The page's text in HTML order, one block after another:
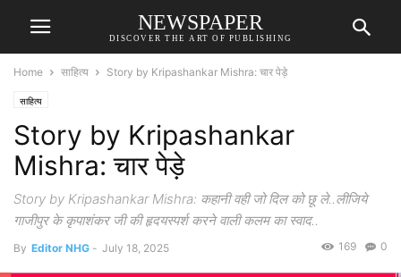
NEWSPAPER
DISCOVER THE ART OF PUBLISHING
Home साहित्य Story by Kripashankar Mishra: चार पेड़े
साहित्य
Story by Kripashankar
Mishra: चार पेड़े
Story by Kripashankar Mishra: कहानी वही जो दिल को छू ले..लीजिये
गाजीपुर के कृपाशंकर जी की हृदयस्पर्श करने वाली कलम का स्वाद..
By Editor NHG - July 18, 2025 0
169